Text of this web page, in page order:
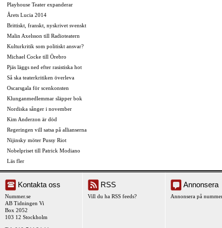
Playhouse Teater expanderar
Årets Lucia 2014
Brittiskt, franskt, nyskrivet svenskt
Malin Axelsson till Radioteatern
Kulturkritik som politiskt ansvar?
Michael Cocke till Örebro
Pjäs läggs ned efter rasistiska hot
Så ska teaterkritiken överleva
Oscarsgala för scenkonsten
Klunganmedlemmar släpper bok
Nordiska sånger i november
Kim Anderzon är död
Regeringen vill satsa på allianserna
Nijinsky möter Pussy Riot
Nobelpriset till Patrick Modiano
Läs fler
Kontakta oss
Nummer.se
AB Tidningen Vi
Box 2052
103 12 Stockholm
RSS
Vill du ha RSS feeds?
Annonsera
Annonsera på